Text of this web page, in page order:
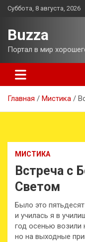
Перейти
Суббота, 8 августа, 2026
Buzza
Портал в мир
Главная Мистика
МИСТИКА
Встреча с
Светом
Было это
и училась я в
год осенью возили
но на выходные